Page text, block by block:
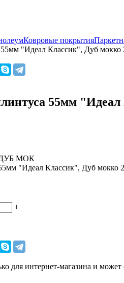
Ковровые покрытия
"Идеал Классик", Дуб мокко
55мм
ДУБ МОК
"Идеал Классик", Дуб мокко
+
для интернет-магазина и